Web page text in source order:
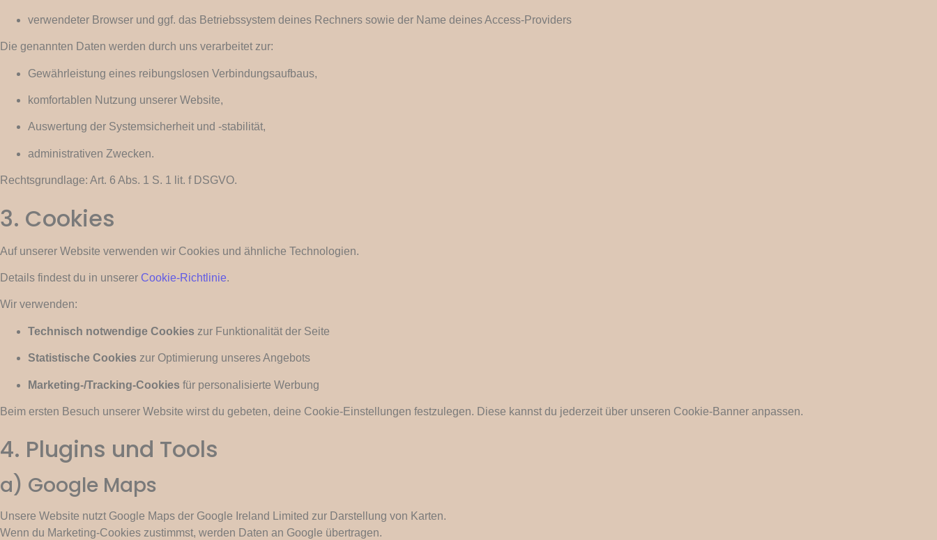
verwendeter Browser und ggf. das Betriebssystem deines Rechners sowie der Name deines Access-Providers
Die genannten Daten werden durch uns verarbeitet zur:
Gewährleistung eines reibungslosen Verbindungsaufbaus,
komfortablen Nutzung unserer Website,
Auswertung der Systemsicherheit und -stabilität,
administrativen Zwecken.
Rechtsgrundlage: Art. 6 Abs. 1 S. 1 lit. f DSGVO.
3. Cookies
Auf unserer Website verwenden wir Cookies und ähnliche Technologien.
Details findest du in unserer Cookie-Richtlinie.
Wir verwenden:
Technisch notwendige Cookies zur Funktionalität der Seite
Statistische Cookies zur Optimierung unseres Angebots
Marketing-/Tracking-Cookies für personalisierte Werbung
Beim ersten Besuch unserer Website wirst du gebeten, deine Cookie-Einstellungen festzulegen. Diese kannst du jederzeit über unseren Cookie-Banner anpassen.
4. Plugins und Tools
a) Google Maps
Unsere Website nutzt Google Maps der Google Ireland Limited zur Darstellung von Karten.
Wenn du Marketing-Cookies zustimmst, werden Daten an Google übertragen.